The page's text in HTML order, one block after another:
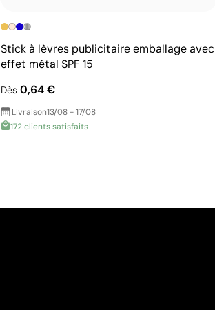
Stick à lèvres publicitaire emballage avec
effet métal SPF 15
Dès0,64 €
Livraison13/08 - 17/08
172 clients satisfaits